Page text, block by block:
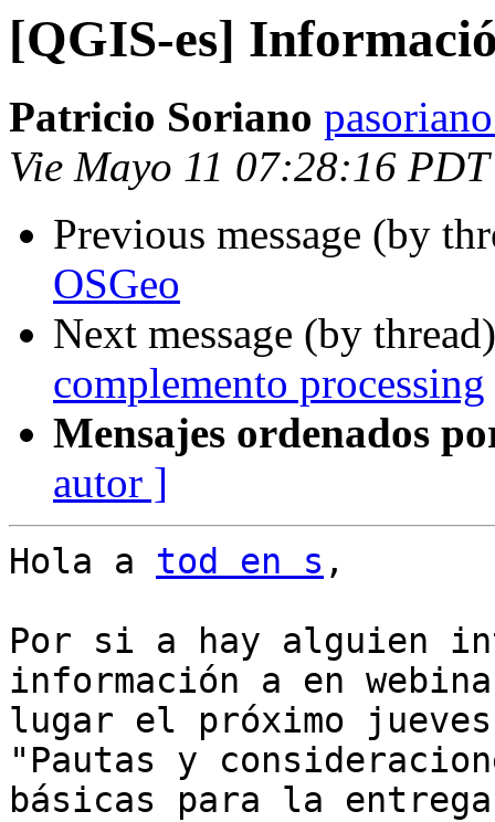
[QGIS-es]
Patricio Soriano
Vie Mayo 11 07:28:16
Previous message (by
OSGeo
Next message (by
complemento processing
Mensajes ordenados
autor ]
Hola a tod en s ,
Por si a hay alguien
información a en
lugar el próximo
"Pautas y
básicas para la